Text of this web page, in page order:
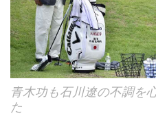
青木功も石川遼の不調を
た